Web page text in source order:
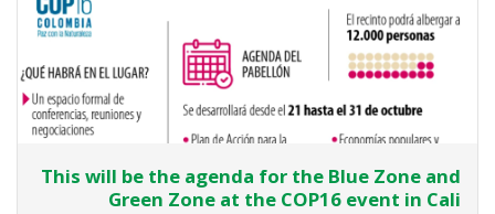
This will be the agenda for the Blue Zone and
Green Zone at the COP16 event in Cali